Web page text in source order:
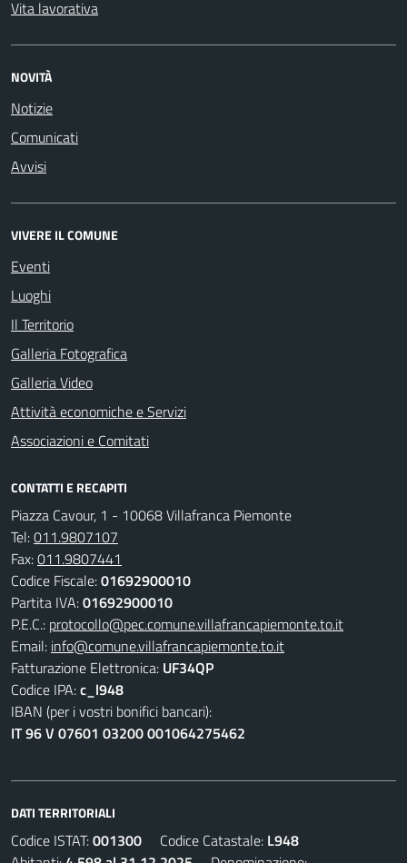
Vita lavorativa
NOVITÀ
Notizie
Comunicati
Avvisi
VIVERE IL COMUNE
Eventi
Luoghi
Il Territorio
Galleria Fotografica
Galleria Video
Attività economiche e Servizi
Associazioni e Comitati
CONTATTI E RECAPITI
Piazza Cavour, 1 - 10068 Villafranca Piemonte
Tel:011.9807107
Fax:011.9807441
Codice Fiscale:01692900010
Partita IVA:01692900010
P.E.C.: protocollo@pec.comune.villafrancapiemonte.to.it
Email: info@comune.villafrancapiemonte.to.it
Fatturazione Elettronica: UF34QP
Codice IPA:c_l948
IBAN (per i vostri bonifici bancari):
IT 96 V 07601 03200 001064275462
DATI TERRITORIALI
Codice ISTAT:001300 Codice Catastale: L948